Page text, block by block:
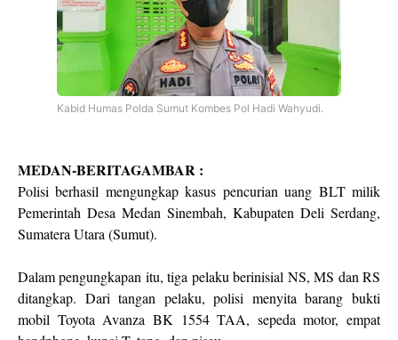
Kabid Humas Polda Sumut Kombes Pol Hadi Wahyudi.
MEDAN-BERITAGAMBAR :
Polisi berhasil mengungkap kasus pencurian uang BLT milik
Pemerintah Desa Medan Sinembah, Kabupaten Deli Serdang,
Sumatera Utara (Sumut).
Dalam pengungkapan itu, tiga pelaku berinisial NS, MS dan RS
ditangkap. Dari tangan pelaku, polisi menyita barang bukti
mobil Toyota Avanza BK 1554 TAA, sepeda motor, empat